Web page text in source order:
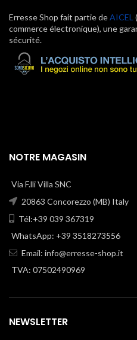
Erresse Shop fait partie deAICEL
commerce électronique), une
sécurité.
NOTRE MAGASIN
Via F.lli Villa SNC
20863 Concorezzo (MB) Italy
Tél:+39 039 367319
WhatsApp: +39 3518273556
Email: info@erresse-shop.it
TVA: 07502490969
NEWSLETTER